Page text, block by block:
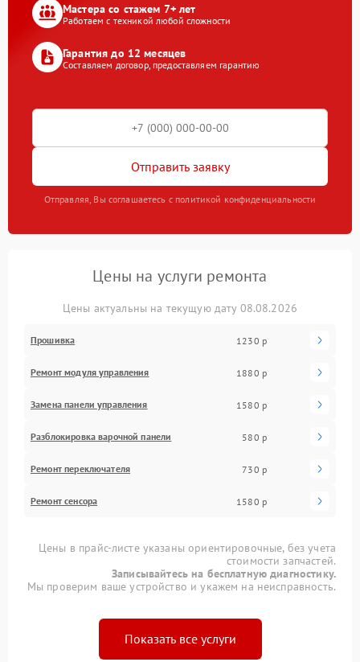
Мастера со стажем 7+ лет
Работаем с техникой любой сложности
Гарантия до 12 месяцев
Составляем договор, предоставляем гарантию
Отправить заявку
Отправляя, Вы соглашаетесь с политикой конфиденциальности
Цены на услуги ремонта
Цены актуальны на текущую дату 08.08.2026
Прошивка 1230 р
Ремонт модуля управления 1880 р
Замена панели управления 1580 р
Разблокировка варочной панели 580 р
Ремонт переключателя 730 р
Ремонт сенсора 1580 р
Цены в прайс-листе указаны ориентировочные, без учета
стоимости запчастей.
Записывайтесь на бесплатную диагностику.
Мы проверим ваше устройство и укажем на неисправность.
Показать все услуги